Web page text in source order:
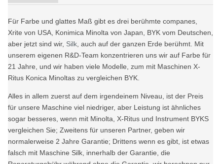
Für Farbe und glattes Maß gibt es drei berühmte companes,
Xrite von USA, Konimica Minolta von Japan, BYK vom Deutschen,
aber jetzt sind wir, Silk, auch auf der ganzen Erde berühmt. Mit
unserem eigenen R&D-Team konzentrieren uns wir auf Farbe für
21 Jahre, und wir haben viele Modelle, zum mit Maschinen X-
Ritus Konica Minoltas zu vergleichen BYK.
Alles in allem zuerst auf dem irgendeinem Niveau, ist der Preis
für unsere Maschine viel niedriger, aber Leistung ist ähnliches
sogar besseres, wenn mit Minolta, X-Ritus und Instrument BYKS
vergleichen Sie; Zweitens für unseren Partner, geben wir
normalerweise 2 Jahre Garantie; Drittens wenn es gibt, ist etwas
falsch mit Maschine Silk, innerhalb der Garantie, die